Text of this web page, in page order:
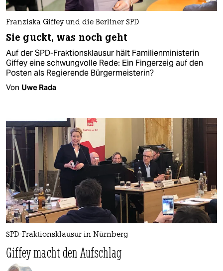
Franziska Giffey und die Berliner SPD
Sie guckt, was noch geht
Auf der SPD-Fraktionsklausur hält Familienministerin
Giffey eine schwungvolle Rede: Ein Fingerzeig auf den
Posten als Regierende Bürgermeisterin?
Von Uwe Rada
SPD-Fraktionsklausur in Nürnberg
Giffey macht den Aufschlag